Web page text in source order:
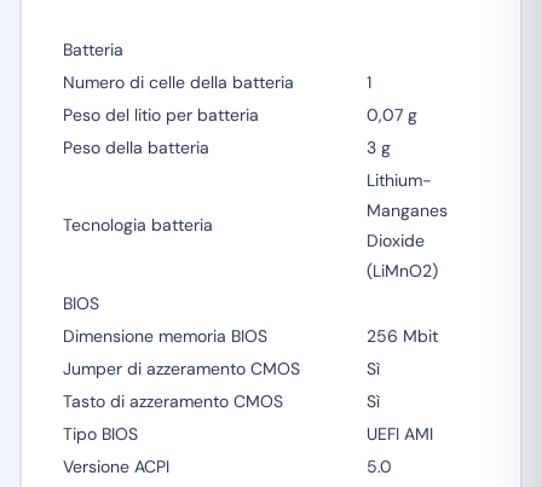
Batteria
Numero di celle della batteria
1
Peso del litio per batteria
0,07 g
Peso della batteria
3 g
Tecnologia batteria
Lithium-
Manganes
Dioxide
(LiMnO2)
BIOS
Dimensione memoria BIOS
256 Mbit
Jumper di azzeramento CMOS
Sì
Tasto di azzeramento CMOS
Sì
Tipo BIOS
UEFI AMI
Versione ACPI
5.0